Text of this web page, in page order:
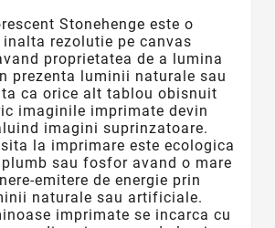
Stonehenge este o
rezolutie pe canvas
proprietatea de a lumina
prezenta luminii naturale sau
ca orice alt tablou obisnuit
imaginile imprimate devin
imagini suprinzatoare.
la imprimare este ecologica
sau fosfor avand o mare
emitere de energie prin
naturale sau artificiale.
imprimate se incarca cu